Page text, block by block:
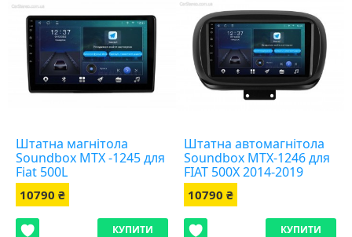
Штатна магнітола
Soundbox MTX -1245 для
Fiat 500L
10790 ₴
КУПИТИ
Штатна автомагнітола
Soundbox MTX-1246 для
FIAT 500X 2014-2019
10790 ₴
КУПИТИ